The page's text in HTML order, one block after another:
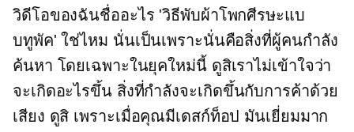
วิดีโอของฉันชื่ออะไร 'วิธีพับผ้าโพกศีรษะแบ
บทูพัค' ใช่ไหม นั่นเป็นเพราะนั่นคือสิ่งที่ผู้คนกำลัง
ค้นหา โดยเฉพาะในยุคใหม่นี้ ดูสิเราไม่เข้าใจว่า
จะเกิดอะไรขึ้น สิ่งที่กำลังจะเกิดขึ้นกับการค้าด้วย
เสียง ดูสิ เพราะเมื่อคุณมีเดสก์ท็อป มันเยี่ยมมาก